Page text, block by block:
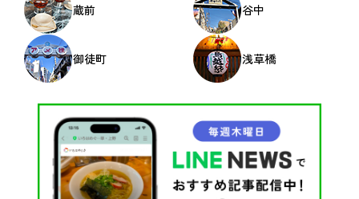
蔵前 谷中
御徒町 浅草橋